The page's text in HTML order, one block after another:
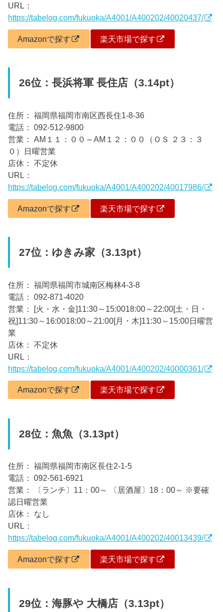
URL：
https://tabelog.com/fukuoka/A4001/A400202/40020437/
Amazonで探す 楽天市場で探す
26位：長浜将軍 長住店（3.14pt）
住所： 福岡県福岡市南区西長住1-8-36
電話： 092-512-9800
営業： AM１１：００～AM１２：００（ＯＳ ２３：３
０）日曜営業
店休： 不定休
URL：
https://tabelog.com/fukuoka/A4001/A400202/40017986/
Amazonで探す 楽天市場で探す
27位：ゆきみ家（3.13pt）
住所： 福岡県福岡市城南区梅林4-3-8
電話： 092-871-4020
営業： [火・水・金]11:30～15:0018:00～22:00[土・日・
祝]11:30～16:0018:00～21:00[月・木]11:30～15:00日曜営
業
店休： 不定休
URL：
https://tabelog.com/fukuoka/A4001/A400202/40000361/
Amazonで探す 楽天市場で探す
28位：魚魚（3.13pt）
住所： 福岡県福岡市南区長住2-1-5
電話： 092-561-6921
営業： 〔ランチ〕11：00～ 〔居酒屋〕18：00～ ※要確
認日曜営業
店休： なし
URL：
https://tabelog.com/fukuoka/A4001/A400202/40013439/
Amazonで探す 楽天市場で探す
29位：海豚や 大橋店（3.13pt）